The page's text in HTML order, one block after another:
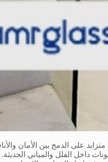
على الدمج بين الأمان
داخل الفلل والمباني